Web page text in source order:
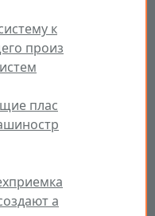
к
произ
плас
а